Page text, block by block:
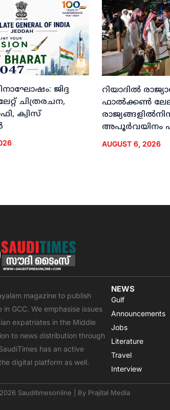
ജിദ്ദ
ചിത്രരചന,
ക്വിസ്
റിയാദില്‍
ഫാല്‍ക്കണ്‍
അപൂര്‍വയിനം
AUGUST 6, 2026
magazine to publish
GCC. We emphasise issues
expatriates in the Middle
to news distribution through
has an active
digital platform as well.
NEWS
Gulf
Announcements
Jobs
Literature
Travel
Interview
Sauditimesonline | By Prajital Media